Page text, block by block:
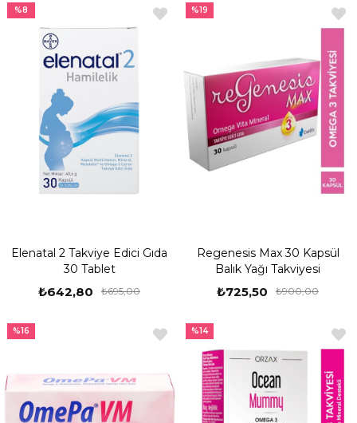
Elenatal 2 Takviye Edici Gıda
30 Tablet
₺642,80 ₺695,00
%8
Regenesis Max 30 Kapsül
Balık Yağı Takviyesi
₺725,50 ₺900,00
%19
%16 %14